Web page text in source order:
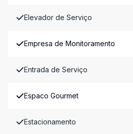
Elevador de Serviço
Empresa de Monitoramento
Entrada de Serviço
Espaco Gourmet
Estacionamento